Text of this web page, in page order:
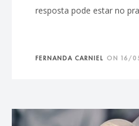
resposta pode estar no
FERNANDA CARNIEL ON 16/